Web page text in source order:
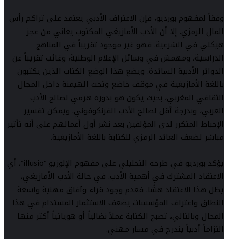
وفقاً لمفهوم بورديو، فإن الاعتراف الأدبي يعتمد على تراكم رأس
المال الرمزي. إلا أن الأدب الأمازيغي المكتوب يعاني من عجز
هيكلي في الشرعية. فهو غير موجود تقريباً في المناهج
الدراسية، ومهمش في وسائل الإعلام الوطنية، وغائب تقريباً عن
الدوائر الأدبية السائدة. ويضع هذا الوضع الكتاب الذين يكتبون
باللغة الأمازيغية في موقف خاضع وتحت الهيمنة داخل المجال
الثقافي المغربي، بحيث يكون هو بدوره هرمي لصالح الأدب
العربي، وبدرجة أقل لصالح الأدب الفرنكوفوني. ويمكن تفسير
الإحباط المتكرر لدى المؤلفين بعد نشر أول أعمالهم على أنه تأثير
مباشر لضعف العائد الرمزي للكتابة باللغة الأمازيغية.
يؤكد بورديو في طرحه التحليلي على مفهوم الإلوزيو “illusio”، أي
الاعتقاد المشترك في أهمية الأدب. في حالة الأدب الأمازيغي،
يظل هذا الاعتقاد هشًا. فعدم وجود قراء وآفاق مهنية واسعة
النطاق واعتراف المؤسسات يضعف الاستثمار المستدام في هذا
المجال وبالتالي، تصبح الكتابة عملاً نضالياً أو هوياتياً أكثر منها
التزاماً أدبياً يندرج في مسار مهني.